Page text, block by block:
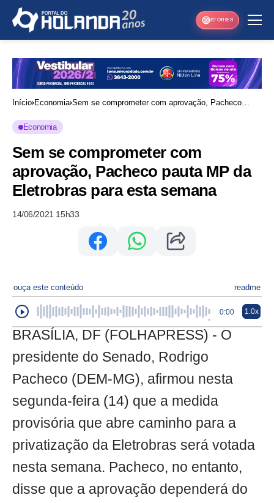
STORIES
Início Economia Sem se comprometer com aprovação, Pacheco
Economia
Sem se comprometer com
aprovação, Pacheco pauta MP da
Eletrobras para esta semana
14/06/2021 15h33
ouça este conteúdo readme
0:00 1.0x
BRASÍLIA, DF (FOLHAPRESS) - O
presidente do Senado, Rodrigo
Pacheco (DEM-MG), afirmou nesta
segunda-feira (14) que a medida
provisória que abre caminho para a
privatização da Eletrobras será votada
nesta semana. Pacheco, no entanto,
disse que a aprovação dependerá do